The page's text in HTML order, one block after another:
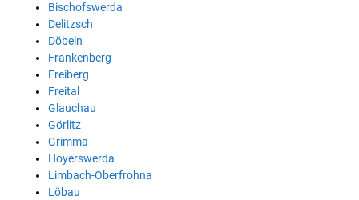
Bischofswerda
Delitzsch
Döbeln
Frankenberg
Freiberg
Freital
Glauchau
Görlitz
Grimma
Hoyerswerda
Limbach-Oberfrohna
Löbau